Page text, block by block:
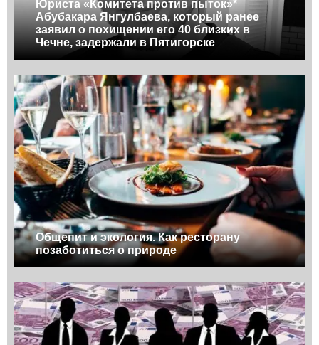
Юриста «Комитета против пыток»*
Абубакара Янгулбаева, который ранее
заявил о похищении его 40 близких в
Чечне, задержали в Пятигорске
Общепит и экология. Как ресторану
позаботиться о природе